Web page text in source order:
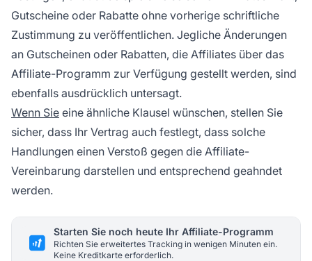
Gutscheine oder Rabatte ohne vorherige schriftliche
Zustimmung zu veröffentlichen. Jegliche Änderungen
an Gutscheinen oder Rabatten, die Affiliates über das
Affiliate-Programm zur Verfügung gestellt werden, sind
ebenfalls ausdrücklich untersagt.
Wenn Sie eine ähnliche Klausel wünschen, stellen Sie
sicher, dass Ihr Vertrag auch festlegt, dass solche
Handlungen einen Verstoß gegen die Affiliate-
Vereinbarung darstellen und entsprechend geahndet
werden.
Starten Sie noch heute Ihr Affiliate-Programm
Richten Sie erweitertes Tracking in wenigen Minuten ein.
Keine Kreditkarte erforderlich.